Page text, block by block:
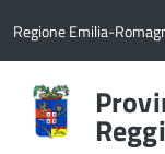
Regione Emilia-
Torna
alla
home